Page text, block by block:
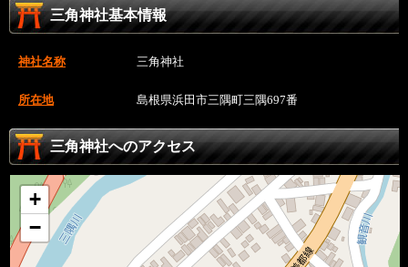
三角神社基本情報
神社名称 三角神社
所在地 島根県浜田市三隅町三隅697番
三角神社へのアクセス
+
−